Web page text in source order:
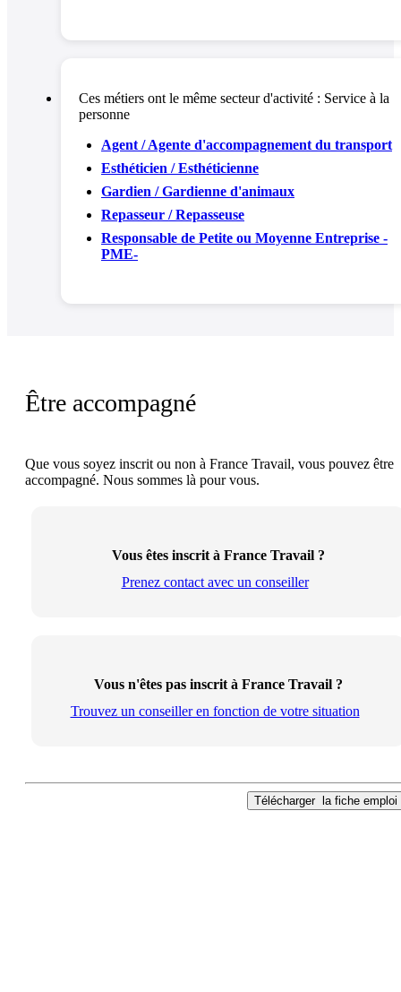
Ces métiers ont le même secteur d'activité : Service à la
personne
Agent / Agente d'accompagnement du transport
Esthéticien / Esthéticienne
Gardien / Gardienne d'animaux
Repasseur / Repasseuse
Responsable de Petite ou Moyenne Entreprise -
PME-
Être accompagné
Que vous soyez inscrit ou non à France Travail, vous pouvez être
accompagné. Nous sommes là pour vous.
Vous êtes inscrit à France Travail ?
Prenez contact avec un conseiller
Vous n'êtes pas inscrit à France Travail ?
Trouvez un conseiller en fonction de votre situation
Télécharger la fiche emploi